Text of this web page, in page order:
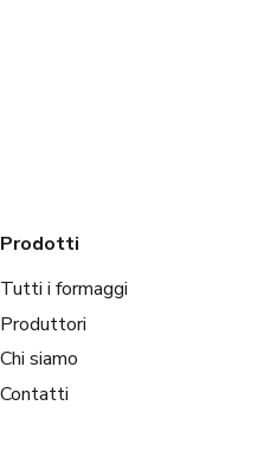
Prodotti
Tutti i formaggi
Produttori
Chi siamo
Contatti